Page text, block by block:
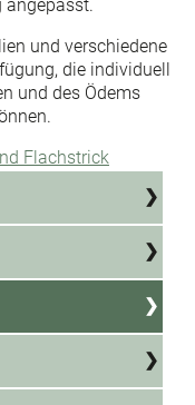
angepasst.
und verschiedene
die individuell
und des Ödems
Flachstrick